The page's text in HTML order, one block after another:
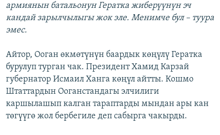
армиянын батальонун Гератка жиберүүнүн эч
кандай зарылчылыгы жок эле. Менимче бул – туура
эмес.
Айтор, Ооган өкмөтүнүн баардык көңүлү Гератка
бурулуп турган чак. Президент Хамид Карзай
губернатор Исмаил Ханга көңүл айтты. Кошмо
Штаттардын Ооганстандагы элчилиги
каршылашып калган тараптарды мындан ары кан
төгүүгө жол бербегиле деп сабырга чакырды.